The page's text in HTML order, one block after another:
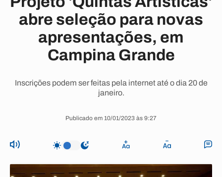
abre seleção para novas
apresentações, em
Campina Grande
Inscrições podem ser feitas pela internet até o dia 20 de
janeiro.
Publicado em 10/01/2023 às 9:27